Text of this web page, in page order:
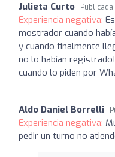
Julieta Curto Publicada
Experiencia negativa:
mostrador cuando
y cuando finalmente
no lo habían
cuando lo piden por
Aldo Daniel Borrelli
Experiencia negativa:
pedir un turno no